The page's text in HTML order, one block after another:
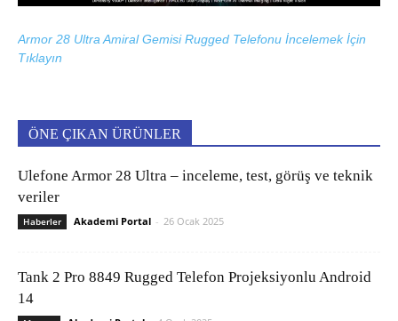
Armor 28 Ultra Amiral Gemisi Rugged Telefonu İncelemek İçin
Tıklayın
ÖNE ÇIKAN ÜRÜNLER
Ulefone Armor 28 Ultra – inceleme, test, görüş ve teknik
veriler
Haberler Akademi Portal - 26 Ocak 2025
Tank 2 Pro 8849 Rugged Telefon Projeksiyonlu Android
14